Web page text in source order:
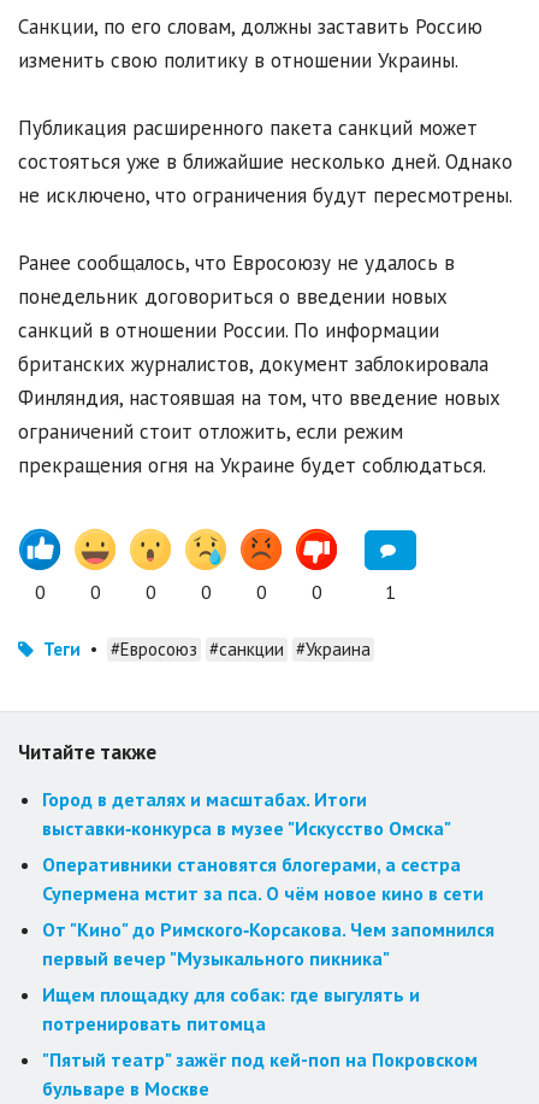
Санкции, по его словам, должны заставить Россию
изменить свою политику в отношении Украины.
Публикация расширенного пакета санкций может
состояться уже в ближайшие несколько дней. Однако
не исключено, что ограничения будут пересмотрены.
Ранее сообщалось, что Евросоюзу не удалось в
понедельник договориться о введении новых
санкций в отношении России. По информации
британских журналистов, документ заблокировала
Финляндия, настоявшая на том, что введение новых
ограничений стоит отложить, если режим
прекращения огня на Украине будет соблюдаться.
0 0 0 0 0 0 1
Теги • #Евросоюз #санкции #Украина
Читайте также
Город в деталях и масштабах. Итоги
выставки‑конкурса в музее "Искусство Омска"
Оперативники становятся блогерами, а сестра
Супермена мстит за пса. О чём новое кино в сети
От "Кино" до Римского‑Корсакова. Чем запомнился
первый вечер "Музыкального пикника"
Ищем площадку для собак: где выгулять и
потренировать питомца
"Пятый театр" зажёг под кей-поп на Покровском
бульваре в Москве